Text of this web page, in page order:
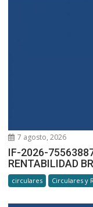
7 agosto, 2026
IF-2026-
RENTABILIDAD
circulares Circulares y